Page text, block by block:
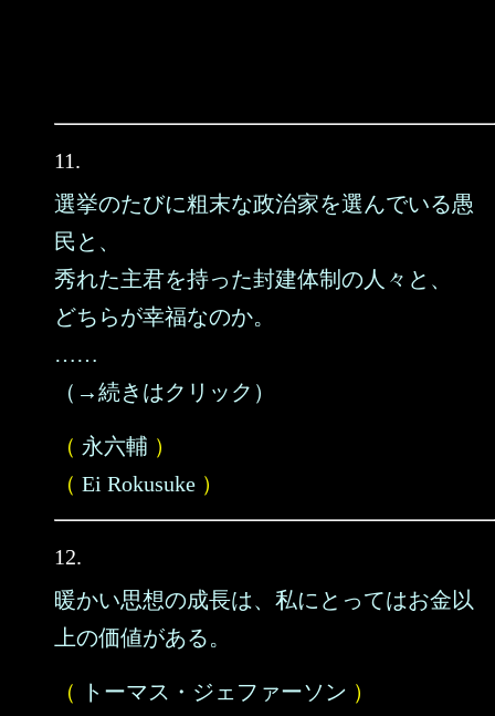
11.
選挙のたびに粗末な政治家を選んでいる愚
民と、
秀れた主君を持った封建体制の人々と、
どちらが幸福なのか。
……
（→続きはクリック）
（ 永六輔 ）
（ Ei Rokusuke ）
12.
暖かい思想の成長は、私にとってはお金以
上の価値がある。
（ トーマス・ジェファーソン ）